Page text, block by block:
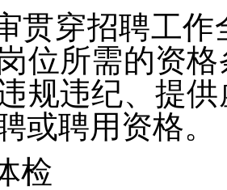
贯穿招聘工
位所需的资
规违纪、提
或聘用资格。
检